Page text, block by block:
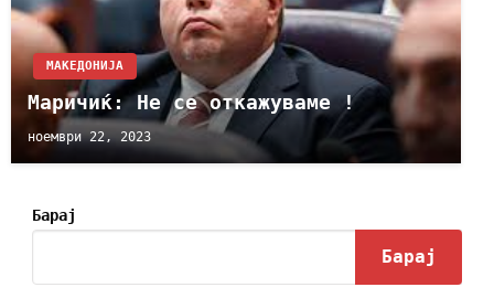
МАКЕДОНИЈА
Маричиќ: Не се откажуваме !
ноември 22, 2023
Барај
Барај